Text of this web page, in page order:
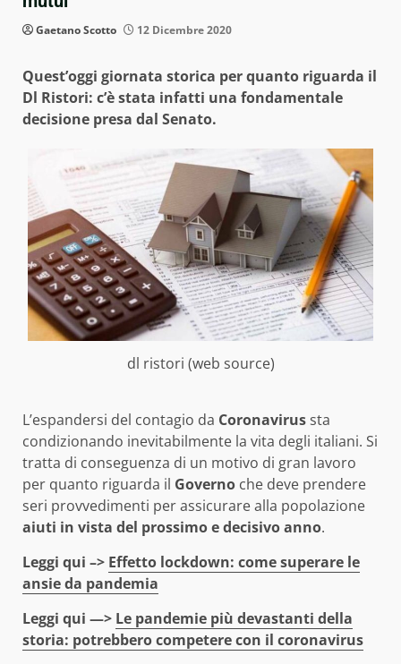
Gaetano Scotto 12 Dicembre 2020
Quest’oggi giornata storica per quanto riguarda il
Dl Ristori: c’è stata infatti una fondamentale
decisione presa dal Senato.
dl ristori (web source)
L’espandersi del contagio da Coronavirussta
condizionando inevitabilmente la vita degli italiani. Si
tratta di conseguenza di un motivo di gran lavoro
per quanto riguarda il Governo che deve prendere
seri provvedimenti per assicurare alla popolazione
aiuti in vista del prossimo e decisivo anno.
Leggi qui –> Effetto lockdown: come superare le
ansie da pandemia
Leggi qui —> Le pandemie più devastanti della
storia: potrebbero competere con il coronavirus